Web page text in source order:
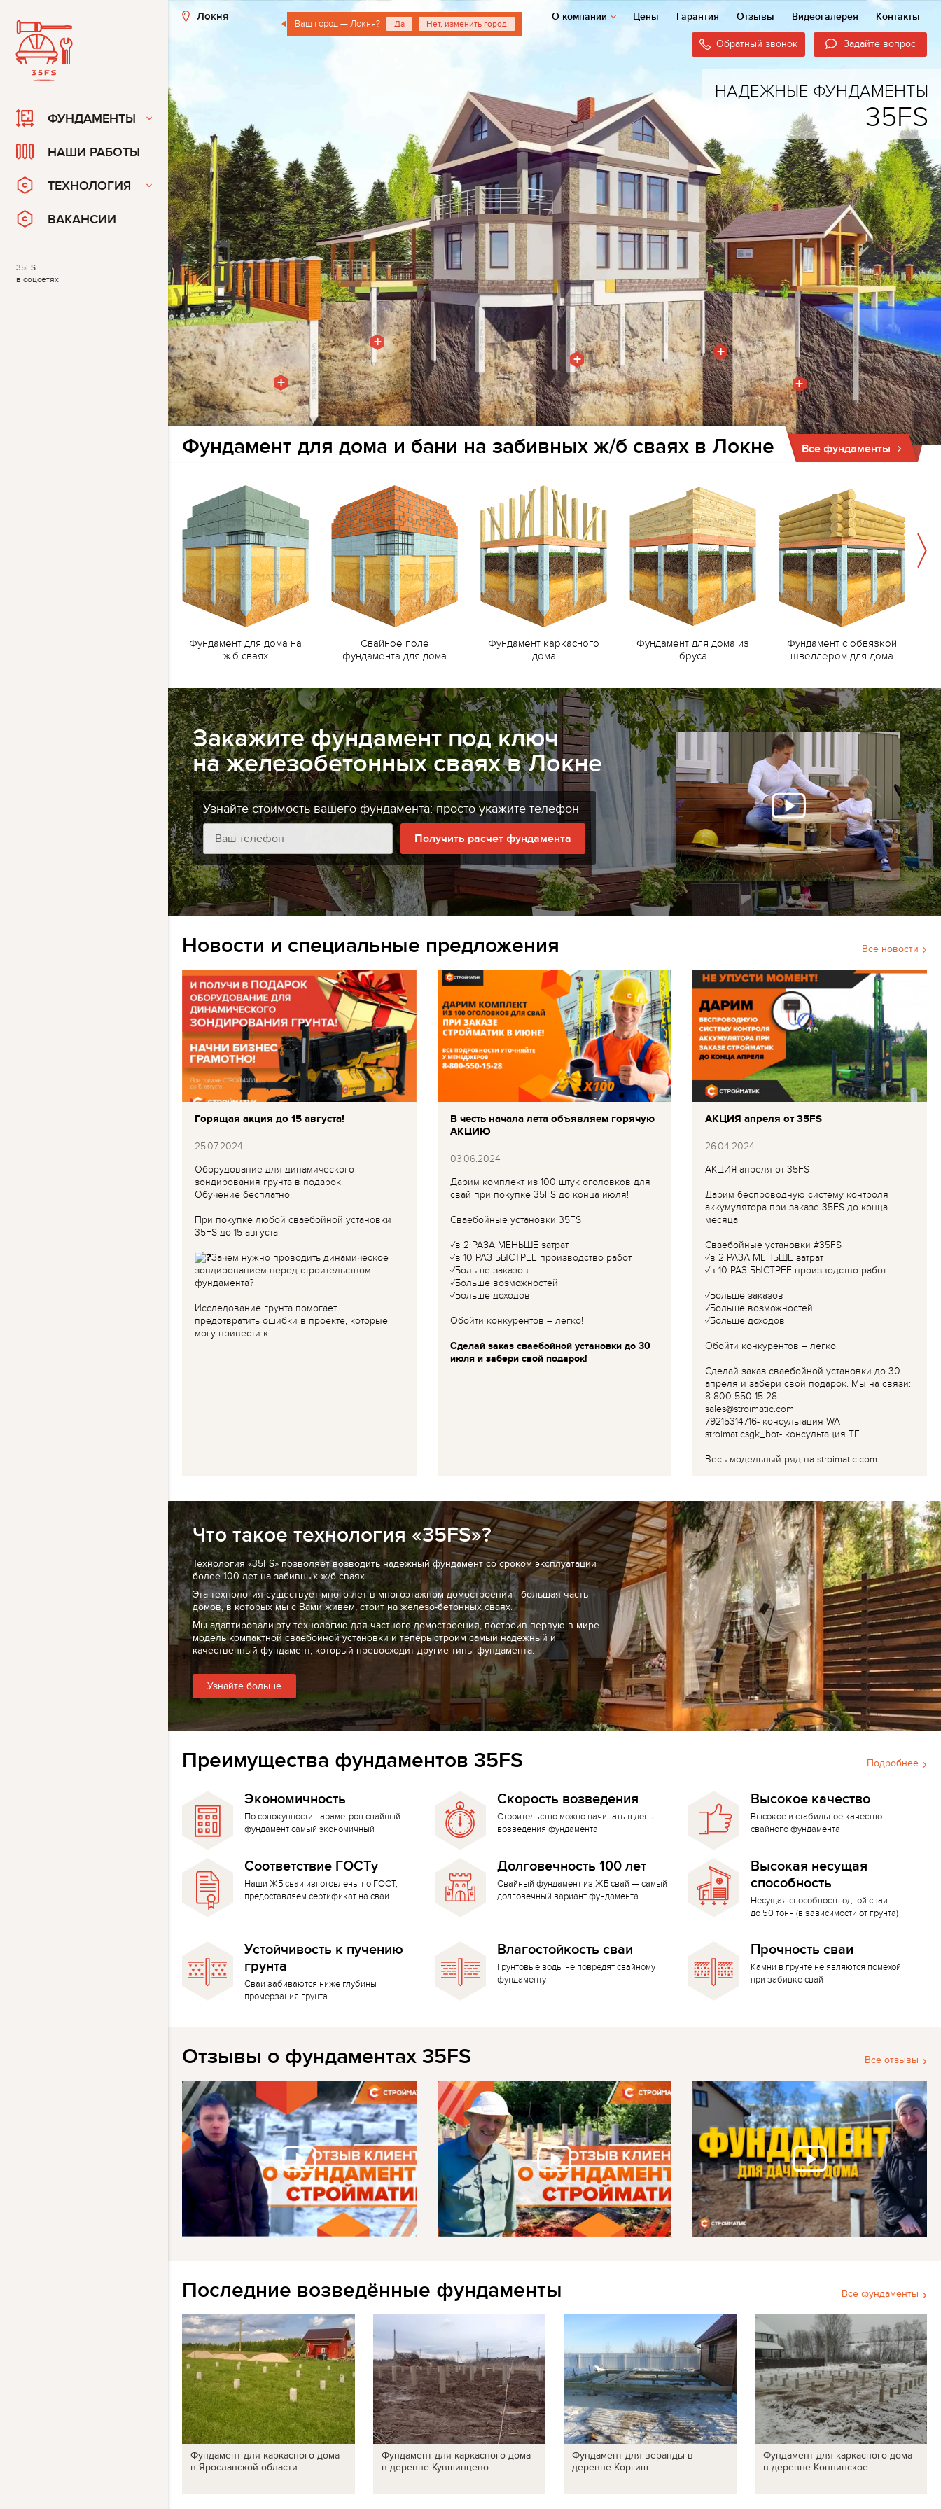
Локня
Ваш город — Локня? Да Нет, изменить город
О компании Цены Гарантия Отзывы Видеогалерея Контакты
Обратный звонок Задайте вопрос
+
+
+
+
+
НАДЕЖНЫЕ ФУНДАМЕНТЫ
35FS
Все фундаменты
Фундамент для дома и бани на забивных ж/б сваях в Локне
Фундамент для дома на
ж.б сваях
Свайное поле
фундамента для дома
Фундамент каркасного
дома
Фундамент для дома из
бруса
Фундамент с обвязкой
швеллером для дома
Закажите фундамент под ключ
на железобетонных сваях в Локне
Узнайте стоимость вашего фундамента: просто укажите телефон
Получить расчет фундамента
Все новости
Новости и специальные предложения
Горящая акция до 15 августа!
25.07.2024
Оборудование для динамического
зондирования грунта в подарок!
Обучение бесплатно!
При покупке любой сваебойной установки
35FS до 15 августа!
Зачем нужно проводить динамическое
зондированием перед строительством
фундамента?
Исследование грунта помогает
предотвратить ошибки в проекте, которые
могу привести к:
В честь начала лета объявляем горячую
АКЦИЮ
03.06.2024
Дарим комплект из 100 штук оголовков для
свай при покупке 35FS до конца июля!
Сваебойные установки 35FS
✓в 2 РАЗА МЕНЬШЕ затрат
✓в 10 РАЗ БЫСТРЕЕ производство работ
✓Больше заказов
✓Больше возможностей
✓Больше доходов
Обойти конкурентов – легко!
Сделай заказ сваебойной установки до 30
июля и забери свой подарок!
АКЦИЯ апреля от 35FS
26.04.2024
АКЦИЯ апреля от 35FS
Дарим беспроводную систему контроля
аккумулятора при заказе 35FS до конца
месяца
Сваебойные установки #35FS
✓в 2 РАЗА МЕНЬШЕ затрат
✓в 10 РАЗ БЫСТРЕЕ производство работ
✓Больше заказов
✓Больше возможностей
✓Больше доходов
Обойти конкурентов – легко!
Сделай заказ сваебойной установки до 30
апреля и забери свой подарок. Мы на связи:
8 800 550-15-28
sales@stroimatic.com
79215314716- консультация WA
stroimaticsgk_bot- консультация ТГ
Весь модельный ряд на stroimatic.com
Что такое технология «35FS»?
Технология «35FS» позволяет возводить надежный фундамент со сроком эксплуатации
более 100 лет на забивных ж/б сваях.
Эта технология существует много лет в многоэтажном домостроении - большая часть
домов, в которых мы с Вами живем, стоит на железо-бетонных сваях.
Мы адаптировали эту технологию для частного домостроения, построив первую в мире
модель компактной сваебойной установки и теперь строим самый надежный и
качественный фундамент, который превосходит другие типы фундамента.
Узнайте больше
Подробнее
Преимущества фундаментов 35FS
Экономичность
По совокупности параметров свайный
фундамент самый экономичный
Скорость возведения
Строительство можно начинать в день
возведения фундамента
Высокое качество
Высокое и стабильное качество
свайного фундамента
Соответствие ГОСТу
Наши ЖБ сваи изготовлены по ГОСТ,
предоставляем сертификат на сваи
Долговечность 100 лет
Свайный фундамент из ЖБ свай — самый
долговечный вариант фундамента
Высокая несущая
способность
Несущая способность одной сваи
до 50 тонн (в зависимости от грунта)
Устойчивость к пучению
грунта
Сваи забиваются ниже глубины
промерзания грунта
Влагостойкость сваи
Грунтовые воды не повредят свайному
фундаменту
Прочность сваи
Камни в грунте не являются помехой
при забивке свай
Все отзывы
Отзывы о фундаментах 35FS
Все фундаменты
Последние возведённые фундаменты
Фундамент для каркасного дома
в Ярославской области
Фундамент для каркасного дома
в деревне Кувшинцево
Фундамент для веранды в
деревне Коргиш
Фундамент для каркасного дома
в деревне Копнинское
ФУНДАМЕНТЫ
НАШИ РАБОТЫ
ТЕХНОЛОГИЯ
ВАКАНСИИ
35FS
в соцсетях